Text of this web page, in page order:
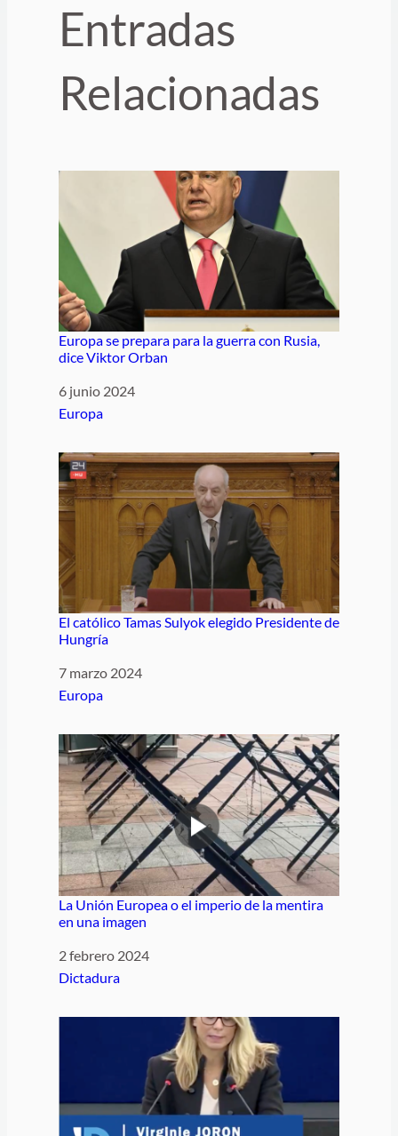
Entradas
Relacionadas
Europa se prepara para la guerra con Rusia,
dice Viktor Orban
Fecha
6 junio 2024
Respecto a
Europa
El católico Tamas Sulyok elegido Presidente de
Hungría
Fecha
7 marzo 2024
Respecto a
Europa
La Unión Europea o el imperio de la mentira
en una imagen
Fecha
2 febrero 2024
Respecto a
Dictadura